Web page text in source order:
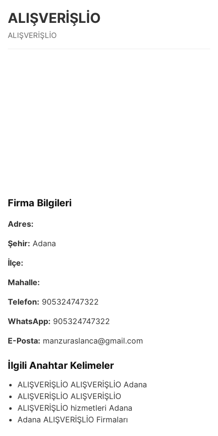
ALIŞVERİŞLİO
ALIŞVERİŞLİO
Firma Bilgileri
Adres:
Şehir: Adana
İlçe:
Mahalle:
Telefon: 905324747322
WhatsApp: 905324747322
E-Posta: manzuraslanca@gmail.com
İlgili Anahtar Kelimeler
ALIŞVERİŞLİO ALIŞVERİŞLİO Adana
ALIŞVERİŞLİO ALIŞVERİŞLİO
ALIŞVERİŞLİO hizmetleri Adana
Adana ALIŞVERİŞLİO Firmaları